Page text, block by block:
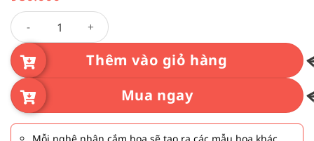
Hoa chúc mừng 28 số lượng
Thêm vào giỏ hàng
Mua ngay